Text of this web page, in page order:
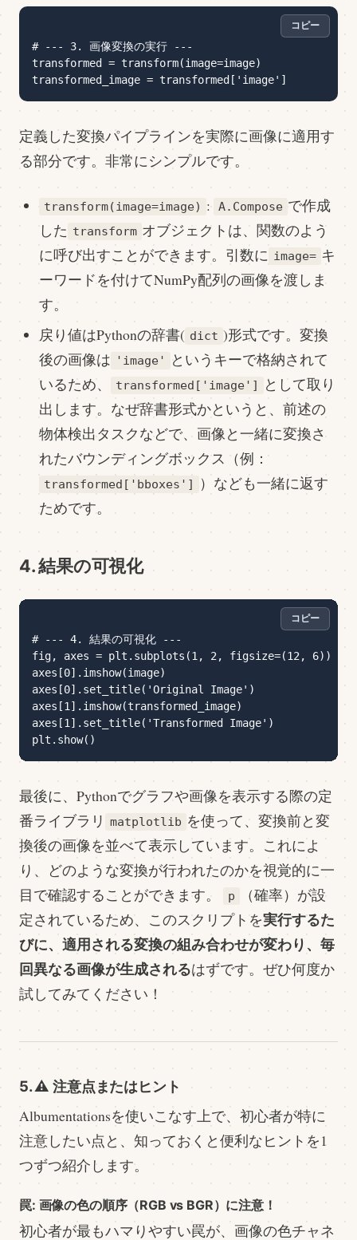
コピー
# --- 3. 画像変換の実行 ---
transformed = transform(image=image)
定義した変換パイプラインを実際に画像に適用す
る部分です。非常にシンプルです。
transform(image=image) : A.Compose で作成
した transform オブジェクトは、関数のよう
に呼び出すことができます。引数に image= キ
ーワードを付けてNumPy配列の画像を渡しま
す。
戻り値はPythonの辞書( dict )形式です。変換
後の画像は
'image'
というキーで格納されて
いるため、
transformed['image']
として取り
出します。なぜ辞書形式かというと、前述の
物体検出タスクなどで、画像と一緒に変換さ
れたバウンディングボックス（例：
transformed['bboxes']
）なども一緒に返す
ためです。
4. 結果の可視化
コピー
# --- 4. 結果の可視化 ---
fig, axes = plt.subplots(1, 2, figsize=(12, 6))
axes[0].imshow(image)
axes[0].set_title('Original Image')
axes[1].imshow(transformed_image)
axes[1].set_title('Transformed Image')
最後に、Pythonでグラフや画像を表示する際の定
番ライブラリ matplotlib を使って、変換前と変
換後の画像を並べて表示しています。これによ
り、どのような変換が行われたのかを視覚的に一
目で確認することができます。
p
（確率）が設
定されているため、このスクリプトを実行するた
びに、適用される変換の組み合わせが変わり、毎
回異なる画像が生成されるはずです。ぜひ何度か
試してみてください！
5. ⚠️ 注意点またはヒント
Albumentationsを使いこなす上で、初心者が特に
注意したい点と、知っておくと便利なヒントを1
つずつ紹介します。
罠: 画像の色の順序（RGB vs BGR）に注意！
初心者が最もハマりやすい罠が、画像の色チャネ